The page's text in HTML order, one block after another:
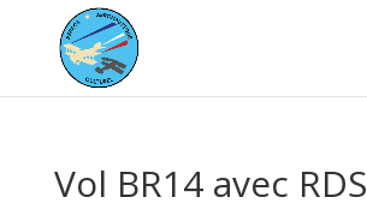
Vol BR14 avec RDS